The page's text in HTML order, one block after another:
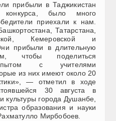
прибыли в Таджикистан
было много
приехали к нам.
Татарстана,
Кемеровской и
прибыли в длительную
чтобы поделиться
опытом с учителями
из них имеют около 20
— отметил в ходе
30 августа в
культуры города Душанбе,
образования и науки
Мирбобоев.